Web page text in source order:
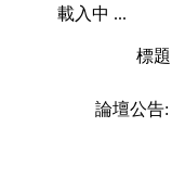
載入中 ...
標題
論壇公告: